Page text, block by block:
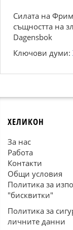
Силата на
същността на
Dagensbok
Ключови думи:
ХЕЛИКОН
За нас
Работа
Контакти
Общи условия
Политика за
"бисквитки"
Политика за
личните данни